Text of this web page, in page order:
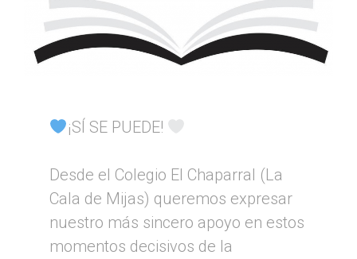
¡SÍ SE PUEDE!
Desde el Colegio El Chaparral (La
Cala de Mijas) queremos expresar
nuestro más sincero apoyo en estos
momentos decisivos de la